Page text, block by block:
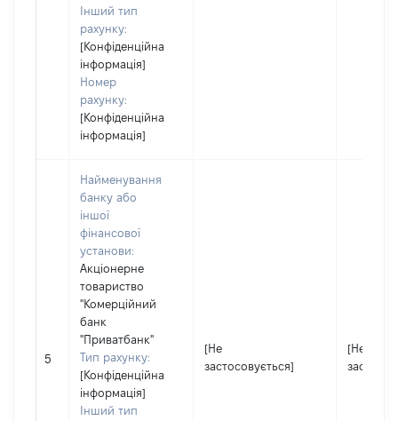
Інший тип
рахунку:
[Конфіденційна
інформація]
Номер
рахунку:
[Конфіденційна
інформація]
5
Найменування
банку або
іншої
фінансової
установи:
Акціонерне
товариство
"Комерційний
банк
"Приватбанк"
Тип рахунку:
[Конфіденційна
інформація]
Інший тип
[Не
застосовується]
[Не